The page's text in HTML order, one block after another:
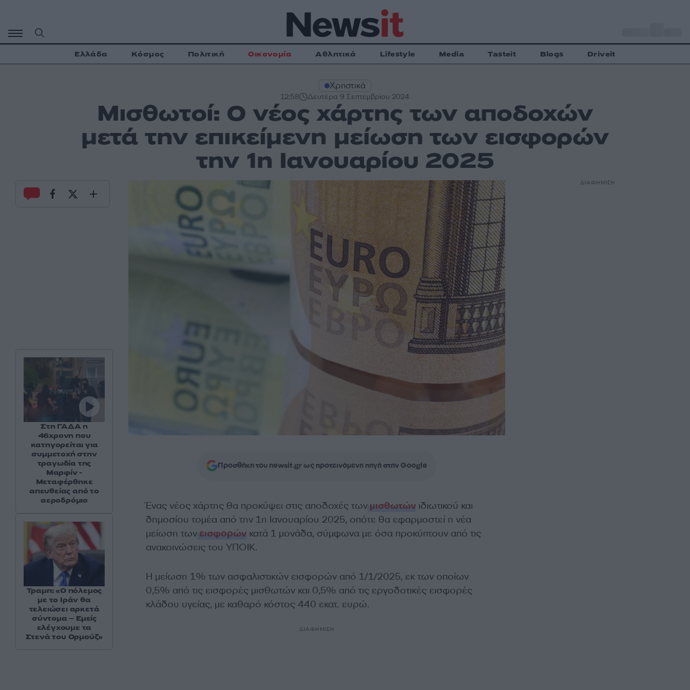
περιεχόμενο
Ελλάδα Κόσμος Πολιτική Οικονομία Αθλητικά Lifestyle Media Tasteit Blogs Driveit
Χρηστικά
12:58 Δευτέρα 9 Σεπτεμβρίου 2024
Mισθωτοί: Ο νέος χάρτης των αποδοχών
μετά την επικείμενη μείωση των εισφορών
την 1η Ιανουαρίου 2025
Προσθήκη του newsit.gr ως προτεινόμενη πηγή στην Google
Ένας νέος χάρτης θα προκύψει στις αποδοχές τωνμισθωτώνιδιωτικού και
δημοσίου τομέα από την 1η Ιανουαρίου 2025, οπότε θα εφαρμοστεί η νέα
μείωση τωνεισφορώνκατά 1 μονάδα, σύμφωνα με όσα προκύπτουν από τις
ανακοινώσεις του ΥΠΟΙΚ.
Η μείωση 1% των ασφαλιστικών εισφορών από 1/1/2025, εκ των οποίων
0,5% από τις εισφορές μισθωτών και 0,5% από τις εργοδοτικές εισφορές
κλάδου υγείας, με καθαρό κόστος 440 εκατ. ευρώ.
ΔΙΑΦΗΜΙΣΗ
Στη ΓΑΔΑ η
46χρονη που
κατηγορείται για
συμμετοχή στην
τραγωδία της
Μαρφίν -
Μεταφέρθηκε
απευθείας από το
αεροδρόμιο
Τραμπ: «Ο πόλεμος
με το Ιράν θα
τελειώσει αρκετά
σύντομα – Εμείς
ελέγχουμε τα
Στενά του Ορμούζ»
ΔΙΑΦΗΜΙΣΗ